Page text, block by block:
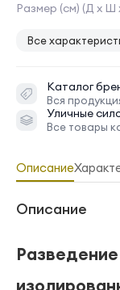
Размер (см) (Д х Ш
Все
Каталог
Вся
Уличные
Все товары
Описание
Описание
Разведение